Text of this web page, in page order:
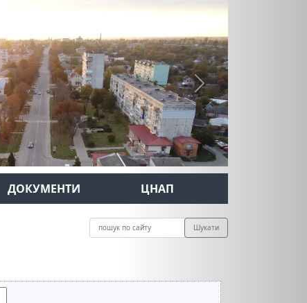
Next
ДОКУМЕНТИ ЦНАП
Шукати